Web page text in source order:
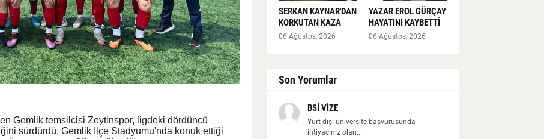
Gemlik temsilcisi Zeytinspor, ligdeki dördüncü
sürdürdü. Gemlik İlçe Stadyumu'nda konuk ettiği
SERKAN KAYNAR'DAN
KORKUTAN KAZA
06 Ağustos, 2026
YAZAR EROL GÜRÇAY
HAYATINI KAYBETTİ
06 Ağustos, 2026
Son Yorumlar
BSİ VİZE
Yurt dışı üniversite başvurusunda
ihtiyacınız olan...